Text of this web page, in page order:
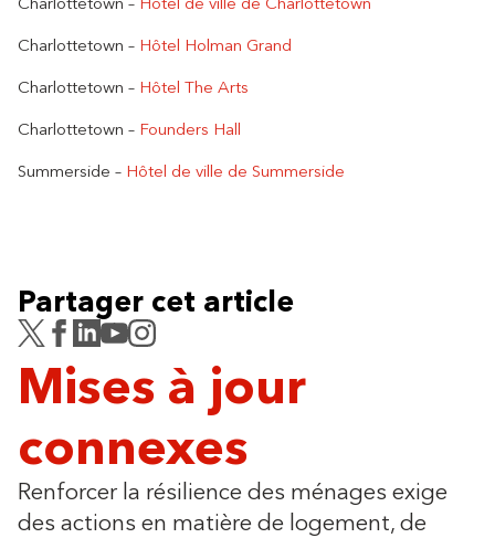
Charlottetown – Hôtel Holman Grand
Charlottetown – Hôtel The Arts
Charlottetown – Founders Hall
Summerside – Hôtel de ville de Summerside
Mises à jour
connexes
Renforcer la résilience des ménages exige
des actions en matière de logement, de
Partager cet article